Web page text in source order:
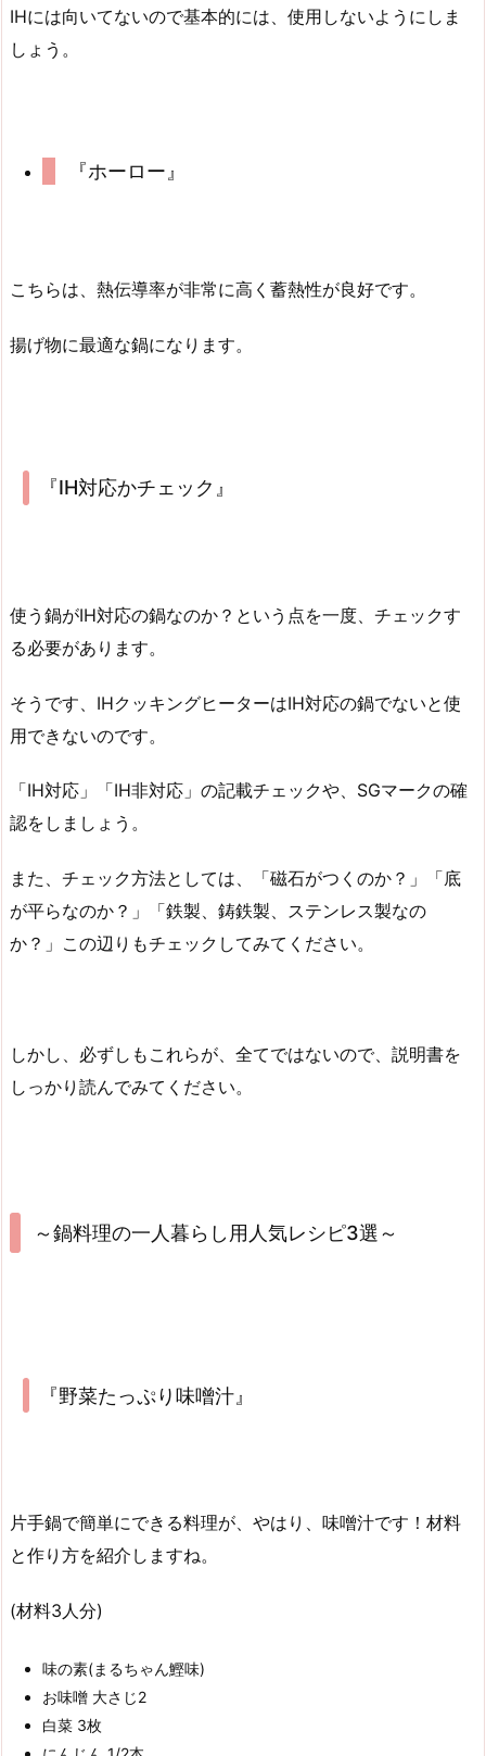
IHには向いてないので基本的には、使用しないようにしま
しょう。
『ホーロー』
こちらは、熱伝導率が非常に高く蓄熱性が良好です。
揚げ物に最適な鍋になります。
『IH対応かチェック』
使う鍋がIH対応の鍋なのか？という点を一度、チェックす
る必要があります。
そうです、IHクッキングヒーターはIH対応の鍋でないと使
用できないのです。
「IH対応」「IH非対応」の記載チェックや、SGマークの確
認をしましょう。
また、チェック方法としては、「磁石がつくのか？」「底
が平らなのか？」「鉄製、鋳鉄製、ステンレス製なの
か？」この辺りもチェックしてみてください。
しかし、必ずしもこれらが、全てではないので、説明書を
しっかり読んでみてください。
～鍋料理の一人暮らし用人気レシピ3選～
『野菜たっぷり味噌汁』
片手鍋で簡単にできる料理が、やはり、味噌汁です！材料
と作り方を紹介しますね。
(材料3人分)
味の素(まるちゃん鰹味)
お味噌 大さじ2
白菜 3枚